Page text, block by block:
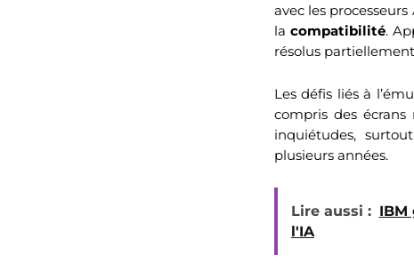
avec les
la compatibilité.
résolus
Les défis liés à
compris des écrans
inquiétudes,
plusieurs années.
Lire aussi : IBM
l'IA